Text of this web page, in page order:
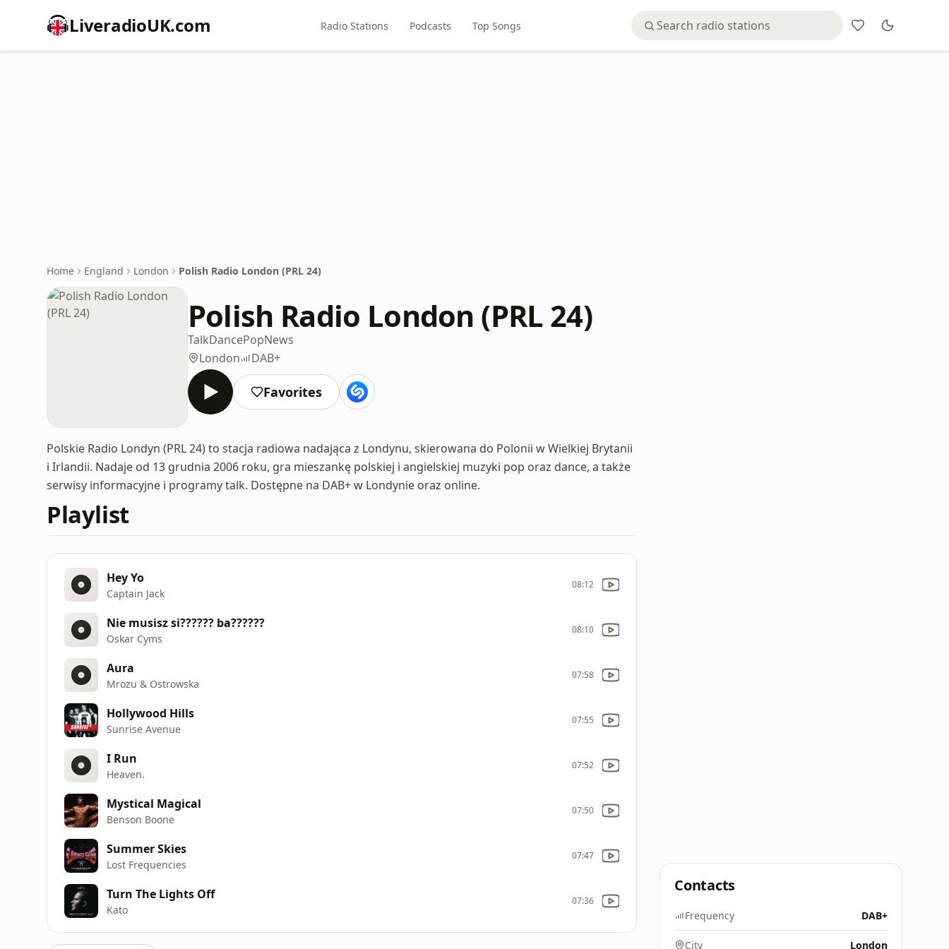
LiveradioUK.com Radio Stations Podcasts Top Songs
Home England London Polish Radio London (PRL 24)
Polish Radio London (PRL 24)
TalkDancePopNews
London
DAB+
Favorites
Polskie Radio Londyn (PRL 24) to stacja radiowa nadająca z Londynu, skierowana do Polonii w Wielkiej Brytanii
i Irlandii. Nadaje od 13 grudnia 2006 roku, gra mieszankę polskiej i angielskiej muzyki pop oraz dance, a także
serwisy informacyjne i programy talk. Dostępne na DAB+ w Londynie oraz online.
Playlist
Hey Yo
Captain Jack
08:12
Nie musisz si?????? ba??????
Oskar Cyms
08:10
Aura
Mrozu & Ostrowska
07:58
Hollywood Hills
Sunrise Avenue
07:55
I Run
Heaven.
07:52
Mystical Magical
Benson Boone
07:50
Summer Skies
Lost Frequencies
07:47
Turn The Lights Off
Kato
07:36
Contacts
Frequency DAB+
City London